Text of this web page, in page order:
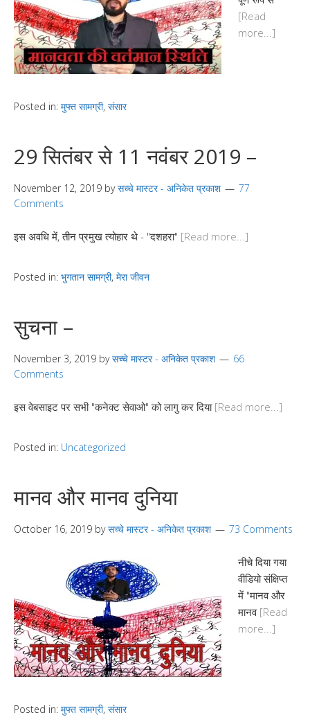
[Read
more...]
Posted in: मुफ्त सामग्री, संसार
29 सितंबर से 11 नवंबर 2019 –
November 12, 2019 byसच्चे मास्टर - अनिकेत प्रकाश
77
Comments
इस अवधि में, तीन प्रमुख त्योहार थे - "दशहरा" [Read more...]
Posted in: भुगतान सामग्री, मेरा जीवन
सुचना –
November 3, 2019 byसच्चे मास्टर - अनिकेत प्रकाश
66
Comments
इस वेबसाइट पर सभी "कनेक्ट सेवाओ" को लागु कर दिया [Read more...]
Posted in: Uncategorized
मानव और मानव दुनिया
October 16, 2019 byसच्चे मास्टर - अनिकेत प्रकाश 73 Comments
नीचे दिया गया
वीडियो संक्षिप्त
में "मानव और
मानव [Read
more...]
Posted in: मुफ्त सामग्री, संसार